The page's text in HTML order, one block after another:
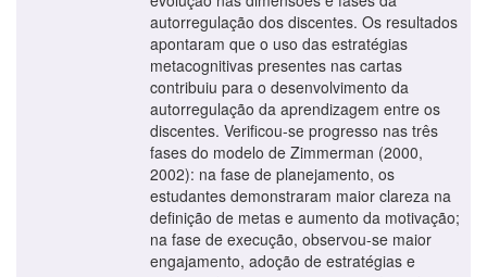
autorregulação dos discentes. Os resultados
apontaram que o uso das estratégias
metacognitivas presentes nas cartas
contribuiu para o desenvolvimento da
autorregulação da aprendizagem entre os
discentes. Verificou-se progresso nas três
fases do modelo de Zimmerman (2000,
2002): na fase de planejamento, os
estudantes demonstraram maior clareza na
definição de metas e aumento da motivação;
na fase de execução, observou-se maior
engajamento, adoção de estratégias e